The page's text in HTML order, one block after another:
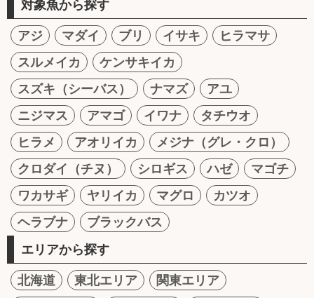
対象魚から探す
アジ マダイ ブリ イサキ
ヒラマサ
スルメイカ
ケンサキイカ
スズキ（シーバス）
ナマズ
アユ
ニジマス
アマゴ イワナ
タチウオ
ヒラメ
アオリイカ
メジナ（グレ・クロ）
クロダイ（チヌ）
シロギス ハゼ
マゴチ
ワカサギ
ヤリイカ マグロ
カツオ
ヘラブナ
ブラックバス
エリアから探す
北海道 東北エリア
関東エリア